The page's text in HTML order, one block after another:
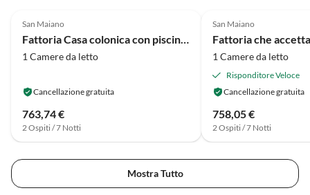
San Maiano
1 Camere da letto
Cancellazione gratuita
763,74 €
2 Ospiti / 7 Notti
San Maiano
1 Camere da letto
Risponditore Veloce
Cancellazione gratuita
758,05 €
2 Ospiti / 7 Notti
Mostra Tutto